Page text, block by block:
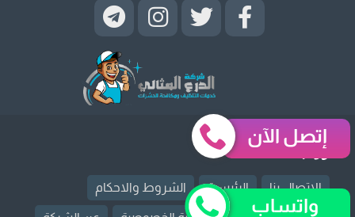
روابط قد تهمك
الإتصال بنا الرئيسية الشروط والاحكام
إتصل الآن
واتساب